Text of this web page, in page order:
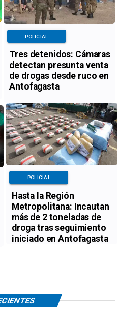
Tres detenidos: Cámaras
detectan presunta venta
de drogas desde ruco en
Antofagasta
POLICIAL
Hasta la Región
Metropolitana: Incautan
más de 2 toneladas de
droga tras seguimiento
iniciado en Antofagasta
POLICIAL